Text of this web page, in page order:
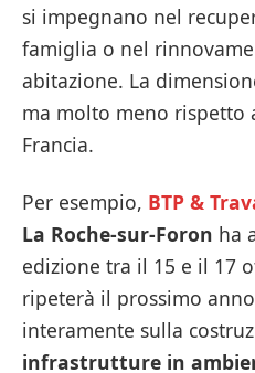
si impegnano nel
famiglia o nel
abitazione. La
ma molto meno rispetto
Francia.
Per esempio, BTP &
La Roche-sur-Foron ha
edizione tra il 15 e il 17
ripeterà il prossimo
interamente sulla
infrastrutture in